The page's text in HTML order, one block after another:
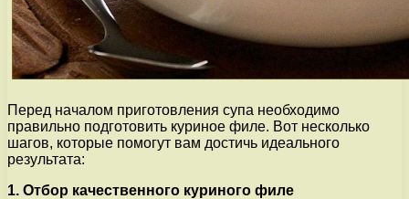
Перед началом приготовления супа необходимо
правильно подготовить куриное филе. Вот несколько
шагов, которые помогут вам достичь идеального
результата:
1. Отбор качественного куриного филе